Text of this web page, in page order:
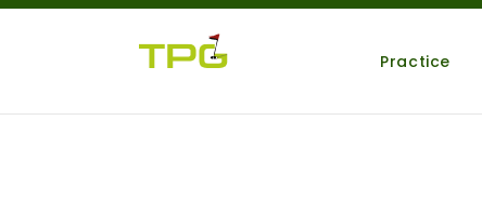
Practice